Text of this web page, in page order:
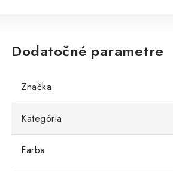
Dodatočné parametre
Značka
Kategória
Farba